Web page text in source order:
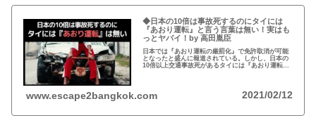
◆日本の10倍は事故死するのにタイには
『あおり運転』と言う言葉は無い！実はも
っとヤバイ！by 高田胤臣
日本では『あおり運転の厳罰化』で免許取消が可能
となったと盛んに報道されている。しかし、日本の
10倍以上交通事故死があるタイには『あおり運転』
www.escape2bangkok.com 2021/02/12